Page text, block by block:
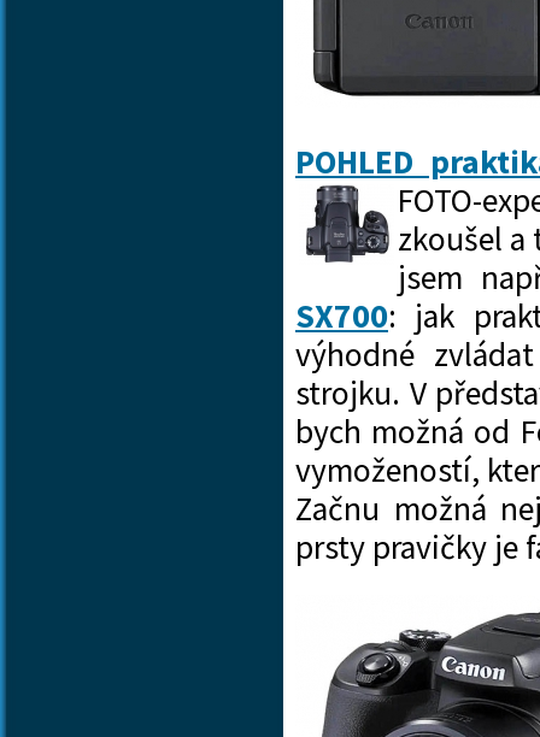
POHLED
FOTO-
zkoušel a
jsem
SX700: jak
výhodné
strojku. V
bych možná od
vymožeností,
Začnu možná
prsty pravičky je